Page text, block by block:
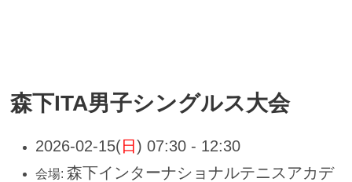
森下ITA男子シングルス大会
2026-02-15(日 ) 07:30 - 12:30
会場: 森下インターナショナルテニスアカデ